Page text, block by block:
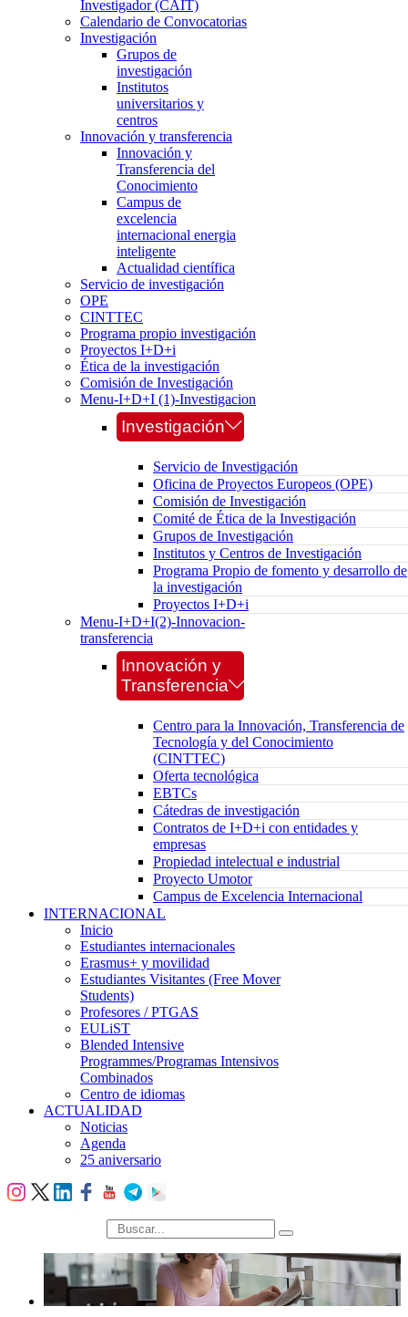
Investigador (CAIT)
Calendario de Convocatorias
Investigación
Grupos de
investigación
Institutos
universitarios y
centros
Innovación y transferencia
Innovación y
Transferencia del
Conocimiento
Campus de
excelencia
internacional energia
inteligente
Actualidad científica
Servicio de investigación
OPE
CINTTEC
Programa propio investigación
Proyectos I+D+i
Ética de la investigación
Comisión de Investigación
Menu-I+D+I (1)-Investigacion
Investigación
Servicio de Investigación
Oficina de Proyectos Europeos (OPE)
Comisión de Investigación
Comité de Ética de la Investigación
Grupos de Investigación
Institutos y Centros de Investigación
Programa Propio de fomento y desarrollo de
la investigación
Proyectos I+D+i
Menu-I+D+I(2)-Innovacion-
transferencia
Innovación y
Transferencia
Centro para la Innovación, Transferencia de
Tecnología y del Conocimiento
(CINTTEC)
Oferta tecnológica
EBTCs
Cátedras de investigación
Contratos de I+D+i con entidades y
empresas
Propiedad intelectual e industrial
Proyecto Umotor
Campus de Excelencia Internacional
INTERNACIONAL
Inicio
Estudiantes internacionales
Erasmus+ y movilidad
Estudiantes Visitantes (Free Mover
Students)
Profesores / PTGAS
EULiST
Blended Intensive
Programmes/Programas Intensivos
Combinados
Centro de idiomas
ACTUALIDAD
Noticias
Agenda
25 aniversario
búsqueda